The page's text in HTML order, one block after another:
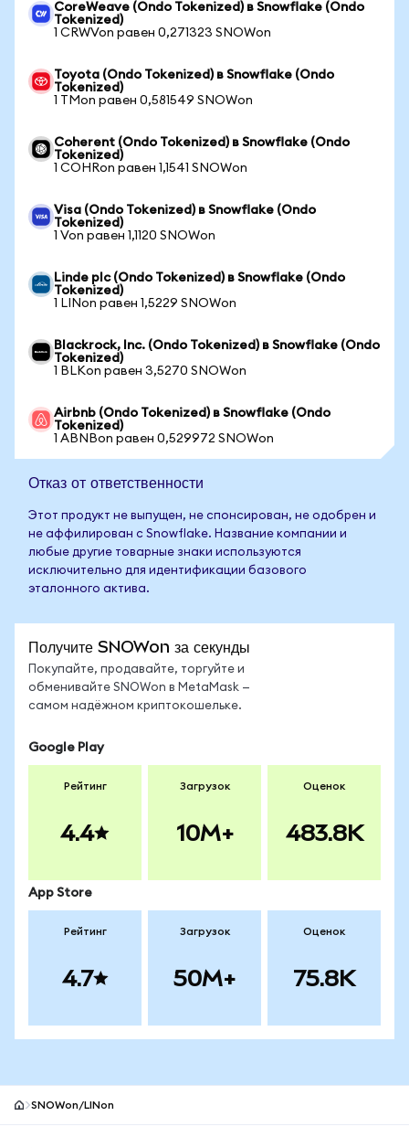
CoreWeave (Ondo Tokenized) в Snowflake (Ondo
Tokenized)
1 CRWVon равен 0,271323 SNOWon
Toyota (Ondo Tokenized) в Snowflake (Ondo
Tokenized)
1 TMon равен 0,581549 SNOWon
Coherent (Ondo Tokenized) в Snowflake (Ondo
Tokenized)
1 COHRon равен 1,1541 SNOWon
Visa (Ondo Tokenized) в Snowflake (Ondo
Tokenized)
1 Von равен 1,1120 SNOWon
Linde plc (Ondo Tokenized) в Snowflake (Ondo
Tokenized)
1 LINon равен 1,5229 SNOWon
Blackrock, Inc. (Ondo Tokenized) в Snowflake (Ondo
Tokenized)
1 BLKon равен 3,5270 SNOWon
Airbnb (Ondo Tokenized) в Snowflake (Ondo
Tokenized)
1 ABNBon равен 0,529972 SNOWon
Отказ от ответственности
Этот продукт не выпущен, не спонсирован, не одобрен и
не аффилирован с Snowflake. Название компании и
любые другие товарные знаки используются
исключительно для идентификации базового
эталонного актива.
Получите SNOWon за секунды
Покупайте, продавайте, торгуйте и
обменивайте SNOWon в MetaMask —
самом надёжном криптокошельке.
Google Play
Рейтинг
4.4
Загрузок
10M+
Оценок
483.8K
App Store
Рейтинг
4.7
Загрузок
50M+
Оценок
75.8K
SNOWon/LINon